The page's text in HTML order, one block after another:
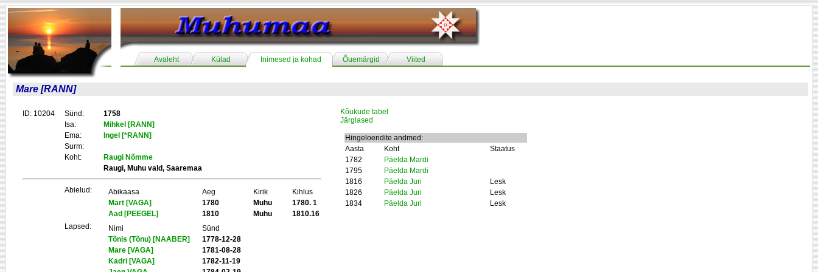
Avaleht Külad Inimesed ja kohad Õuemärgid Viited
Mare [RANN]
ID: 10204 Sünd:
1758
Isa:
Mihkel [RANN]
Ema:
Ingel [*RANN]
Surm:
Koht:
Raugi Nõmme
Raugi, Muhu vald, Saaremaa
Abielud: Abikaasa Aeg Kirik
Kihlus
Mart [VAGA]
1780 Muhu
1780. 1
Aad [PEEGEL]
1810 Muhu
1810.16
Lapsed:
Nimi
Sünd
Tõnis (Tõnu) [NAABER]
1778-12-28
Mare [VAGA]
1781-08-28
Kadri [VAGA]
1782-11-19
Kõukude tabel
Järglased
Hingeloendite andmed:
Aasta
Koht
Staatus
1782
Päelda Mardi
1795
Päelda Mardi
1816
Päelda Juri
Lesk
1826
Päelda Juri
Lesk
1834
Päelda Juri Lesk